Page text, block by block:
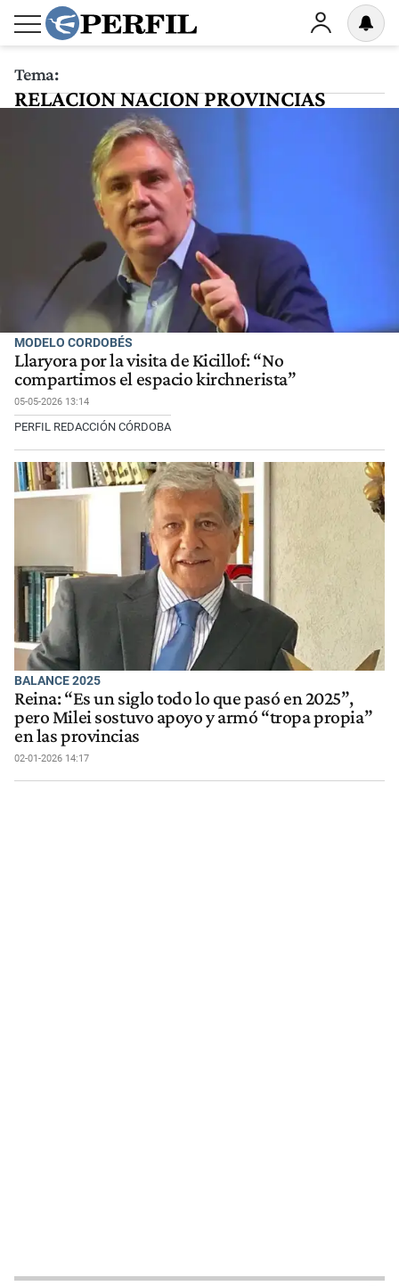
Tema:
RELACION NACION PROVINCIAS
MODELO CORDOBÉS
Llaryora por la visita de Kicillof: “No
compartimos el espacio kirchnerista”
05-05-2026 13:14
PERFIL REDACCIÓN CÓRDOBA
BALANCE 2025
Reina: “Es un siglo todo lo que pasó en 2025”,
pero Milei sostuvo apoyo y armó “tropa propia”
en las provincias
02-01-2026 14:17